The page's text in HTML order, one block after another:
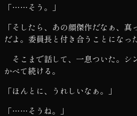
「……そう。」
「そしたら、あの顔傑作だなぁ、
だよ。委員長と付き合うことになっ
そこまで話して、一息ついた。シ
かべて続ける。
「ほんとに、うれしいなぁ。」
「……そうね。」